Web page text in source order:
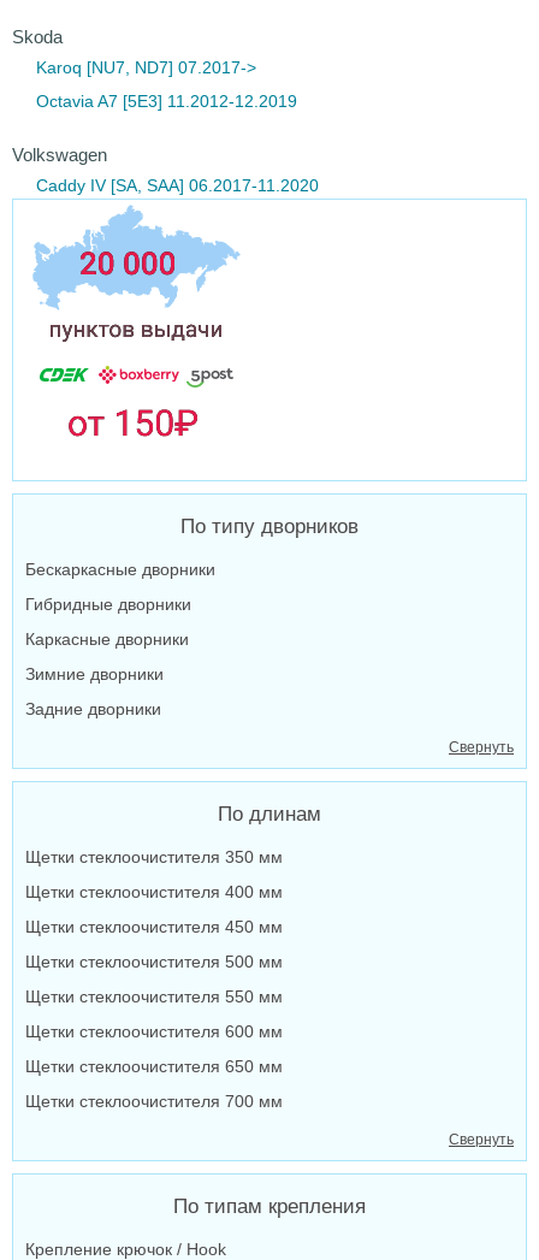
Skoda
Karoq [NU7, ND7] 07.2017->
Octavia A7 [5E3] 11.2012-12.2019
Volkswagen
Caddy IV [SA, SAA] 06.2017-11.2020
По типу дворников
Бескаркасные дворники
Гибридные дворники
Каркасные дворники
Зимние дворники
Задние дворники
Свернуть
По длинам
Щетки стеклоочистителя 350 мм
Щетки стеклоочистителя 400 мм
Щетки стеклоочистителя 450 мм
Щетки стеклоочистителя 500 мм
Щетки стеклоочистителя 550 мм
Щетки стеклоочистителя 600 мм
Щетки стеклоочистителя 650 мм
Щетки стеклоочистителя 700 мм
Свернуть
По типам крепления
Крепление крючок / Hook